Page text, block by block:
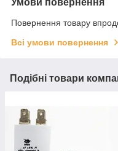
Умови повернення
Повернення товару
Всі умови повернення
Подібні товари